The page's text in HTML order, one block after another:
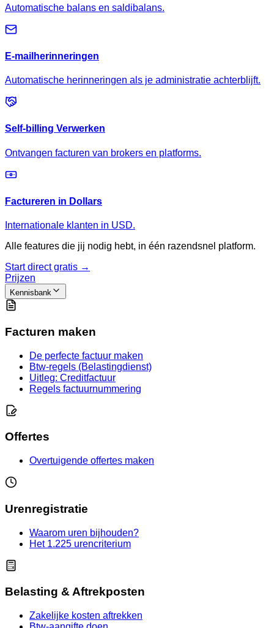
Automatische balans en saldibalans.
E-mailherinneringen
Automatische herinneringen als je administratie achterblijft.
Self-billing Verwerken
Ontvangen facturen van brokers en platforms.
Factureren in Dollars
Internationale klanten in USD.
Alle features die jij nodig hebt, in één razendsnel platform.
Start direct gratis →
Prijzen
Kennisbank
Facturen maken
De perfecte factuur maken
Btw-regels (Belastingdienst)
Uitleg: Creditfactuur
Regels factuurnummering
Offertes
Overtuigende offertes maken
Urenregistratie
Waarom uren bijhouden?
Het 1.225 urencriterium
Belasting & Aftrekposten
Zakelijke kosten aftrekken